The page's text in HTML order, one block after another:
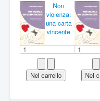
Non
violenza:
una carta
vincente